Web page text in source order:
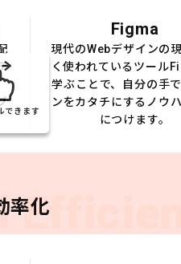
Figma
現代のWebデザインの
く使われているツール
学ぶことで、自分の手
ンをカタチにするノウ
につけます。
できます
率化